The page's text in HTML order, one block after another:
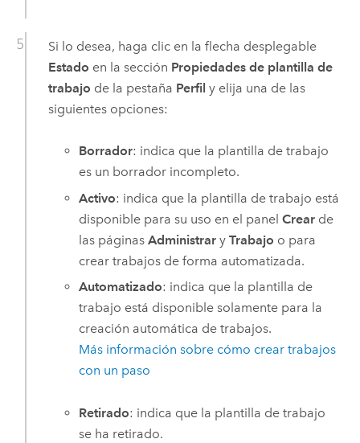
Si lo desea, haga clic en la flecha desplegable
Estado en la sección Propiedades de plantilla de
trabajo de la pestaña Perfil y elija una de las
siguientes opciones:
Borrador: indica que la plantilla de trabajo
es un borrador incompleto.
Activo: indica que la plantilla de trabajo está
disponible para su uso en el panelCrear de
las páginasAdministrar yTrabajo o para
crear trabajos de forma automatizada.
Automatizado: indica que la plantilla de
trabajo está disponible solamente para la
creación automática de trabajos.
Más información sobre cómo crear trabajos
con un paso
Retirado: indica que la plantilla de trabajo
se ha retirado.